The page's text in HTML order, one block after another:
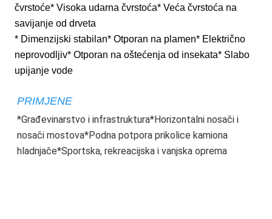
čvrstoće* Visoka udarna čvrstoća* Veća čvrstoća na
savijanje od drveta
* Dimenzijski stabilan* Otporan na plamen* Električno
neprovodljiv* Otporan na oštećenja od insekata* Slabo
upijanje vode
PRIMJENE
*Građevinarstvo i infrastruktura*Horizontalni nosači i
nosači mostova*Podna potpora prikolice kamiona
hladnjače*Sportska, rekreacijska i vanjska oprema